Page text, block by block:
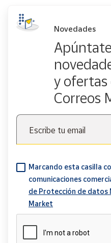
Novedades
y ofertas
Correos
Escribe tu email
Marcando esta casilla
comunicaciones
de Protección de datos
Market